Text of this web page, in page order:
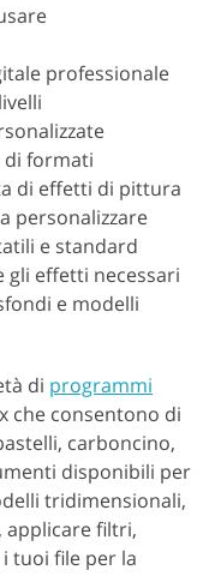
professionale
di formati
di effetti di pittura
personalizzare
e standard
gli effetti necessari
e modelli
di programmi
che consentono di
carboncino,
disponibili per
tridimensionali,
applicare filtri,
tuoi file per la